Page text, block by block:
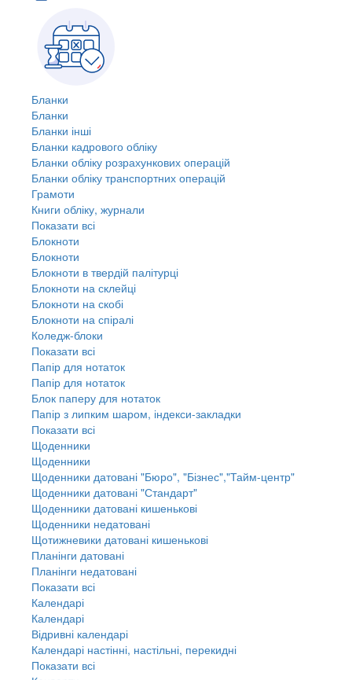
Бланки
Бланки
Бланки інші
Бланки кадрового обліку
Бланки обліку розрахункових операцій
Бланки обліку транспортних операцій
Грамоти
Книги обліку, журнали
Показати всі
Блокноти
Блокноти
Блокноти в твердій палітурці
Блокноти на склейці
Блокноти на скобі
Блокноти на спіралі
Коледж-блоки
Показати всі
Папір для нотаток
Папір для нотаток
Блок паперу для нотаток
Папір з липким шаром, індекси-закладки
Показати всі
Щоденники
Щоденники
Щоденники датовані "Бюро", "Бізнес","Тайм-центр"
Щоденники датовані "Стандарт"
Щоденники датовані кишенькові
Щоденники недатовані
Щотижневики датовані кишенькові
Планінги датовані
Планінги недатовані
Показати всі
Календарі
Календарі
Відривні календарі
Календарі настінні, настільні, перекидні
Показати всі